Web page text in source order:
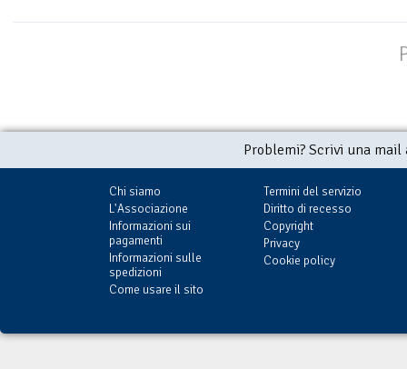
Problemi? Scrivi una
Chi siamo
L'Associazione
Informazioni sui
pagamenti
Informazioni sulle
spedizioni
Come usare il sito
Termini del servizio
Diritto di recesso
Copyright
Privacy
Cookie policy